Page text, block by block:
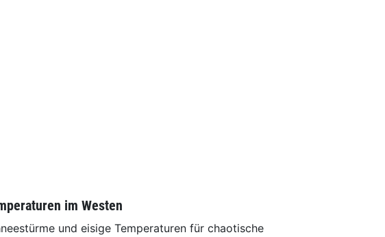
im Westen
und eisige Temperaturen für chaotische